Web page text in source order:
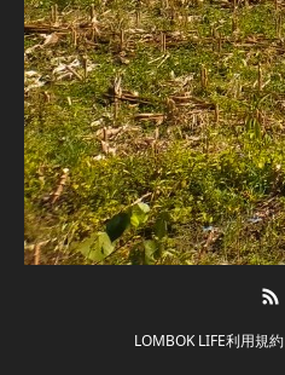
LOMBOK LIFE利用規約